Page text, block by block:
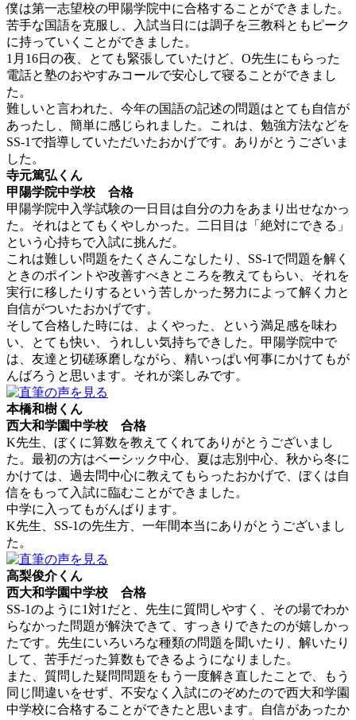
僕は第一志望校の甲陽学院中に合格することができました。
苦手な国語を克服し、入試当日には調子を三教科ともピーク
に持っていくことができました。
1月16日の夜、とても緊張していたけど、O先生にもらった
電話と塾のおやすみコールで安心して寝ることができまし
た。
難しいと言われた、今年の国語の記述の問題はとても自信が
あったし、簡単に感じられました。これは、勉強方法などを
SS-1で指導していただいたおかげです。ありがとうございま
した。
寺元篤弘くん
甲陽学院中学校 合格
甲陽学院中入学試験の一日目は自分の力をあまり出せなかっ
た。それはとてもくやしかった。二日目は「絶対にできる」
という心持ちで入試に挑んだ。
これは難しい問題をたくさんこなしたり、SS-1で問題を解く
ときのポイントや改善すべきところを教えてもらい、それを
実行に移したりするという苦しかった努力によって解く力と
自信がついたおかげです。
そして合格した時には、よくやった、という満足感を味わ
い、とても快い、うれしい気持ちできした。甲陽学院中で
は、友達と切磋琢磨しながら、精いっぱい何事にかけてもが
んばろうと思います。それが楽しみです。
本橋和樹くん
西大和学園中学校 合格
K先生、ぼくに算数を教えてくれてありがとうございまし
た。最初の方はベーシック中心、夏は志別中心、秋から冬に
かけては、過去問中心に教えてもらったおかげで、ぼくは自
信をもって入試に臨むことができました。
中学に入ってもがんばります。
K先生、SS-1の先生方、一年間本当にありがとうございまし
た。
高梨俊介くん
西大和学園中学校 合格
SS-1のように1対1だと、先生に質問しやすく、その場でわか
らなかった問題が解決できて、すっきりできたのが嬉しかっ
たです。先生にいろいろな種類の問題を聞いたり、解いたり
して、苦手だった算数もできるようになりました。
また、質問した疑問問題をもう一度解き直したことで、もう
同じ間違いをせず、不安なく入試にのぞめたので西大和学園
中学校に合格することができたと思います。自信があったか